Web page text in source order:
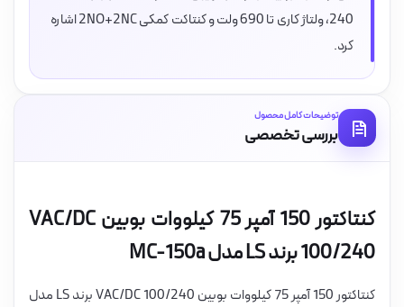
240، ولتاژ کاری تا 690 ولت و کنتاکت کمکی 2NO+2NC اشاره
کرد.
توضیحات کامل محصول
بررسی تخصصی
کنتاکتور 150 آمپر 75 کیلووات بوبین VAC/DC
100/240 برند LS مدل MC-150a
کنتاکتور 150 آمپر 75 کیلووات بوبین VAC/DC 100/240 برند LS مدل